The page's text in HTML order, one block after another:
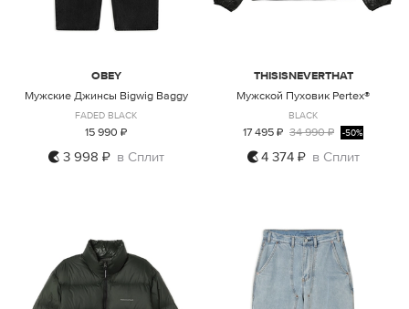
34
OBEY
Мужские Джинсы Bigwig Baggy
FADED BLACK
15 990 ₽
3 998 ₽ в Сплит S M L
THISISNEVERTHAT
Мужской Пуховик Pertex®
BLACK
17 495 ₽ 34 990 ₽ -50%
4 374 ₽ в Сплит